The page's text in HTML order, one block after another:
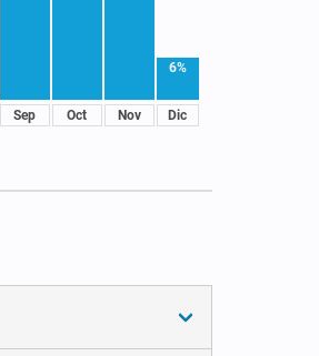
Sep Oct Nov
6%
Dic